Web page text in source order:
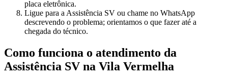
placa eletrônica.
Ligue para a Assistência SV ou chame no WhatsApp
descrevendo o problema; orientamos o que fazer até a
chegada do técnico.
Como funciona o atendimento da
Assistência SV na Vila Vermelha